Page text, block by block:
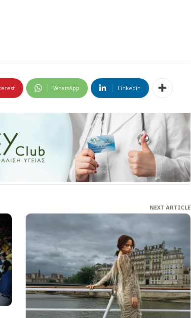
WhatsApp Linkedin
NEXT ARTICLE